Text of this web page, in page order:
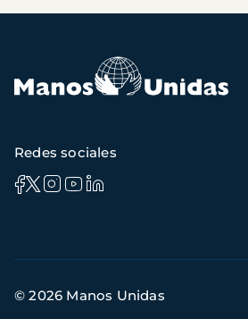
Redes sociales
de
© 2026 Manos Unidas